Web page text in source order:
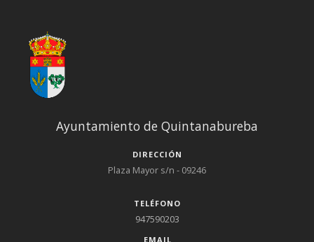
Ayuntamiento de Quintanabureba
DIRECCIÓN
Plaza Mayor s/n - 09246
TELÉFONO
947590203
EMAIL